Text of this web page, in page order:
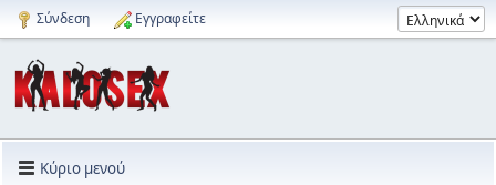
Σύνδεση Εγγραφείτε
Κύριο μενού